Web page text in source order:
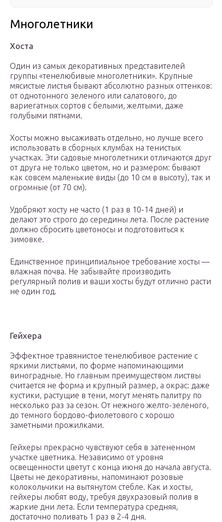
Многолетники
Хоста
Один из самых декоративных представителей
группы «тенелюбивые многолетники». Крупные
мясистые листья бывают абсолютно разных оттенков:
от однотонного зеленого или салатового, до
вариегатных сортов с белыми, желтыми, даже
голубыми пятнами.
Хосты можно высаживать отдельно, но лучше всего
использовать в сборных клумбах на тенистых
участках. Эти садовые многолетники отличаются друг
от друга не только цветом, но и размером: бывают
как совсем маленькие виды (до 10 см в высоту), так и
огромные (от 70 см).
Удобряют хосту не часто (1 раз в 10-14 дней) и
делают это строго до середины лета. После растение
должно сбросить цветоносы и подготовиться к
зимовке.
Единственное принципиальное требование хосты —
влажная почва. Не забывайте производить
регулярный полив и ваши хосты будут отлично расти
не один год.
Гейхера
Эффектное травянистое тенелюбивое растение с
яркими листьями, по форме напоминающими
виноградные. Но главным преимуществом листвы
считается не форма и крупный размер, а окрас: даже
кустики, растущие в тени, могут менять палитру по
несколько раз за сезон. От нежного желто-зеленого,
до темного бордово-фиолетового с хорошо
заметными прожилками.
Гейхеры прекрасно чувствуют себя в затененном
участке цветника. Независимо от уровня
освещенности цветут с конца июня до начала августа.
Цветы не декоративны, напоминают розовые
колокольчики на вытянутом стебле. Как и хосты,
гейхеры любят воду, требуя двухразовый полив в
жаркие дни лета. Если температура средняя,
достаточно поливать 1 раз в 2-4 дня.